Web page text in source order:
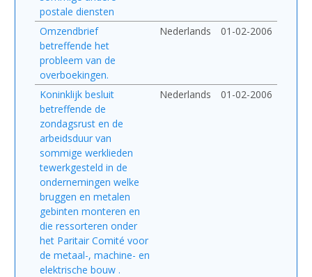
postale diensten
Omzendbrief
betreffende het
probleem van de
overboekingen.
Nederlands 01-02-2006
Koninklijk besluit
betreffende de
zondagsrust en de
arbeidsduur van
sommige werklieden
tewerkgesteld in de
ondernemingen welke
bruggen en metalen
gebinten monteren en
die ressorteren onder
het Paritair Comité voor
de metaal-, machine- en
elektrische bouw .
Nederlands 01-02-2006